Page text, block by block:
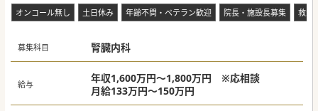
#秋入職可
オンコール無し 土日休み 年齢不問・ベテラン歓迎 院長・施設長募集 救急
募集科目 腎臓内科
給与
年収1,600万円～1,800万円 ※応相談
月給133万円～150万円